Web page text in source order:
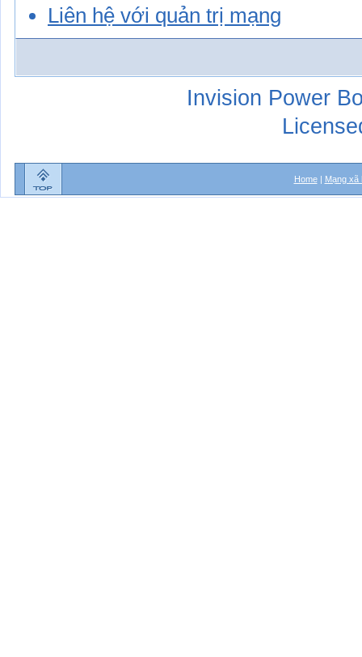
Liên hệ với quản trị mạng
Invision Power
Home| Mạng xã